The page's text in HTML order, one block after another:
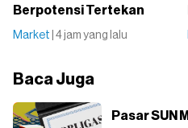
Berpotensi Tertekan
Market | 4 jam yang lalu
Baca Juga
Pasar SUN